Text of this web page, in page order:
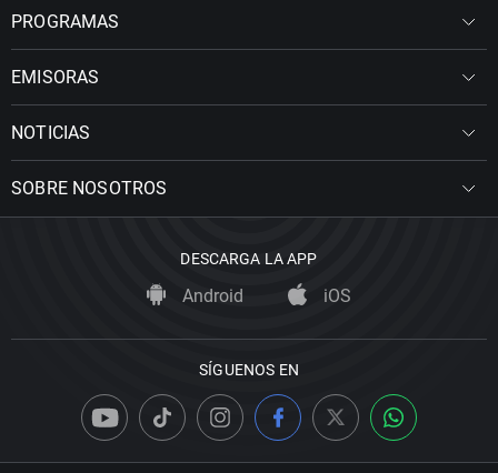
PROGRAMAS
EMISORAS
NOTICIAS
SOBRE NOSOTROS
DESCARGA LA APP
Android iOS
SÍGUENOS EN